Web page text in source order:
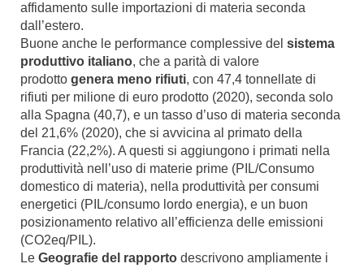
affidamento sulle importazioni di materia seconda
dall’estero.
Buone anche le performance complessive del sistema
produttivo italiano, che a parità di valore
prodotto genera meno rifiuti, con 47,4 tonnellate di
rifiuti per milione di euro prodotto (2020), seconda solo
alla Spagna (40,7), e un tasso d’uso di materia seconda
del 21,6% (2020), che si avvicina al primato della
Francia (22,2%). A questi si aggiungono i primati nella
produttività nell’uso di materie prime (PIL/Consumo
domestico di materia), nella produttività per consumi
energetici (PIL/consumo lordo energia), e un buon
posizionamento relativo all’efficienza delle emissioni
(CO2eq/PIL).
Le Geografie del rapporto descrivono ampliamente i